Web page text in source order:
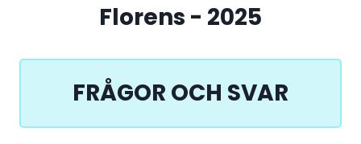
Florens - 2025
FRÅGOR OCH SVAR